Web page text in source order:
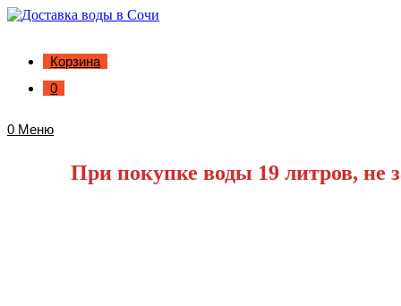
Корзина
0
0 Меню
При покупке воды 19 литров, не